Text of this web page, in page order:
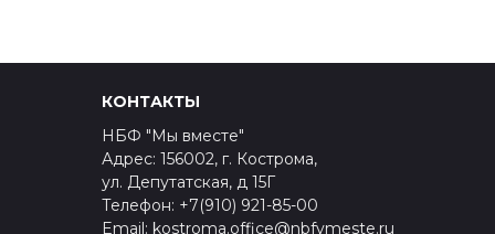
КОНТАКТЫ
НБФ "Мы вместе"
Адрес: 156002, г. Кострома,
ул. Депутатская, д 15Г
Телефон: +7(910) 921-85-00
Email: kostroma.office@nbfvmeste.ru